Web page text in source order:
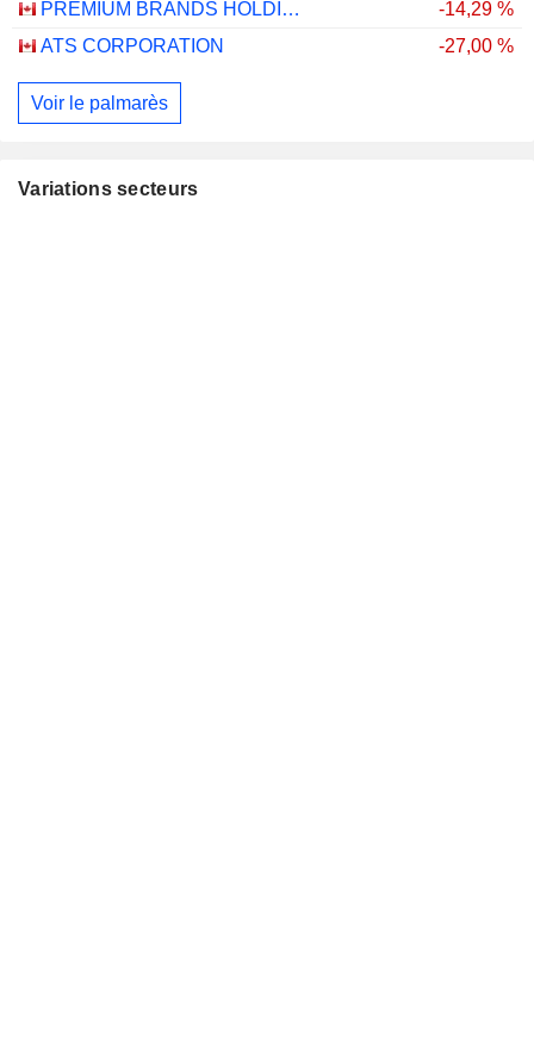
PREMIUM BRANDS HOLDINGS CORPORATION
-14,29 %
ATS CORPORATION
-27,00 %
Voir le palmarès
Variations secteurs